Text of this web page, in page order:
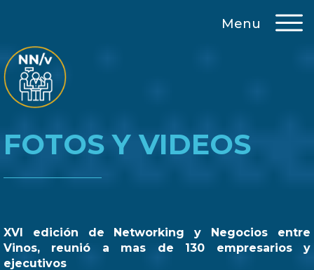
Menu
FOTOS Y VIDEOS
XVI edición de Networking y Negocios entre
Vinos, reunió a mas de 130 empresarios y
ejecutivos